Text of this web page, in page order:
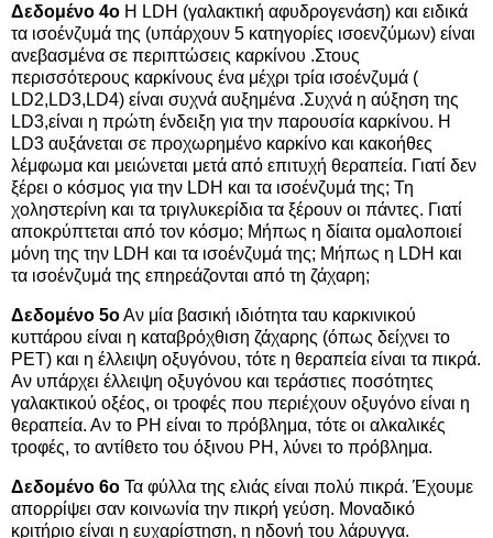
Δεδομένο 4ο Η LDH (γαλακτική αφυδρογενάση) και ειδικά
τα ισοένζυμά της (υπάρχουν 5 κατηγορίες ισοενζύμων) είναι
ανεβασμένα σε περιπτώσεις καρκίνου .Στους
περισσότερους καρκίνους ένα μέχρι τρία ισοένζυμά (
LD2,LD3,LD4) είναι συχνά αυξημένα .Συχνά η αύξηση της
LD3,είναι η πρώτη ένδειξη για την παρουσία καρκίνου. Η
LD3 αυξάνεται σε προχωρημένο καρκίνο και κακοήθες
λέμφωμα και μειώνεται μετά από επιτυχή θεραπεία. Γιατί δεν
ξέρει ο κόσμος για την LDH και τα ισοένζυμά της; Τη
χοληστερίνη και τα τριγλυκερίδια τα ξέρουν οι πάντες. Γιατί
αποκρύπτεται από τον κόσμο; Μήπως η δίαιτα ομαλοποιεί
μόνη της την LDH και τα ισοένζυμά της; Μήπως η LDH και
τα ισοένζυμά της επηρεάζονται από τη ζάχαρη;
Δεδομένο 5οΑν μία βασική ιδιότητα ταυ καρκινικού
κυττάρου είναι η καταβρόχθιση ζάχαρης (όπως δείχνει το
PET) και η έλλειψη οξυγόνου, τότε η θεραπεία είναι τα πικρά.
Αν υπάρχει έλλειψη οξυγόνου και τεράστιες ποσότητες
γαλακτικού οξέος, οι τροφές που περιέχουν οξυγόνο είναι η
θεραπεία. Αν το PH είναι το πρόβλημα, τότε οι αλκαλικές
τροφές, το αντίθετο του όξινου PH, λύνει το πρόβλημα.
Δεδομένο 6ο Τα φύλλα της ελιάς είναι πολύ πικρά. Έχουμε
απορρίψει σαν κοινωνία την πικρή γεύση. Μοναδικό
κριτήριο είναι η ευχαρίστηση, η ηδονή του λάρυγγα.